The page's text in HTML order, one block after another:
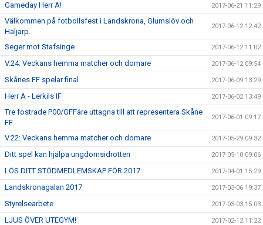
Gameday Herr A! 2017-06-21 11:29
Välkommen på fotbollsfest i Landskrona, Glumslöv och
Häljarp.
2017-06-12 12:42
Seger mot Stafsinge 2017-06-12 11:02
V.24: Veckans hemma matcher och domare 2017-06-12 09:54
Skånes FF spelar final 2017-06-09 13:29
Herr A - Lerkils IF 2017-06-02 13:49
Tre fostrade P00/GFFáre uttagna till att representera Skåne
FF
2017-06-01 09:17
V.22: Veckans hemma matcher och domare 2017-05-29 09:32
Ditt spel kan hjälpa ungdomsidrotten 2017-05-10 09:06
LÖS DITT STÖDMEDLEMSKAP FÖR 2017 2017-04-01 15:29
Landskronagalan 2017 2017-03-06 19:37
Styrelsearbete 2017-03-03 15:03
LJUS ÖVER UTEGYM! 2017-02-12 11:22